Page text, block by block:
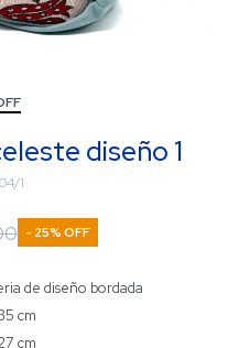
diseño 1
1
25
de diseño bordada
cm
cm